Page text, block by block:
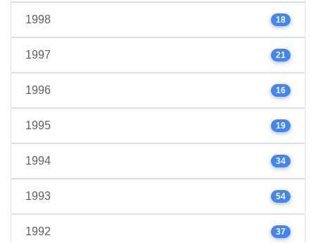
1998 18
1997 21
1996 16
1995 19
1994 34
1993 54
1992 37